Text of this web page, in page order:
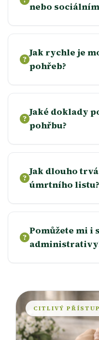
nebo
Jak rychle je
pohřeb?
Jaké doklady
pohřbu?
Jak dlouho
úmrtního listu?
Pomůžete mi i
CITLIVÝ PŘÍSTUP